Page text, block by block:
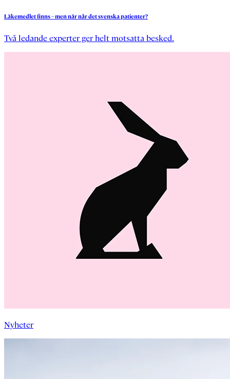
Läkemedletfinns–mennärnårdetsvenskapatienter?
Två ledande experter ger helt motsatta besked.
Nyheter